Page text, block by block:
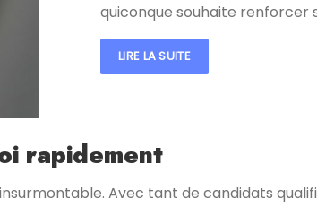
quiconque souhaite renforcer
LIRE LA SUITE
rapidement
Avec tant de candidats